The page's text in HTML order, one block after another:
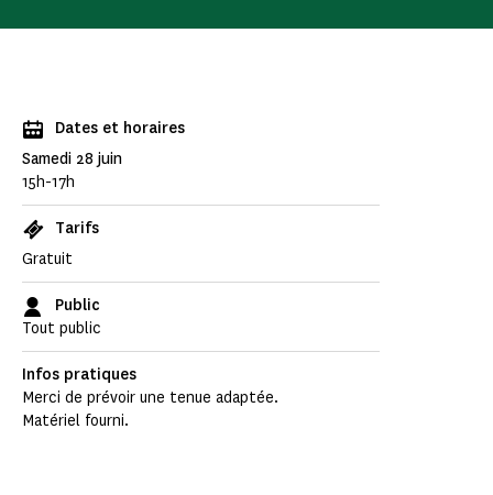
Dates et horaires
Samedi 28 juin
15h-17h
Tarifs
Gratuit
Public
Tout public
Infos pratiques
Merci de prévoir une tenue adaptée.
Matériel fourni.